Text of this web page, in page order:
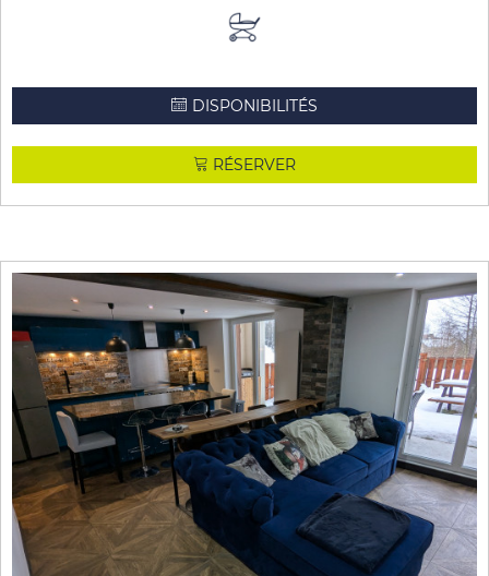
DISPONIBILITÉS
RÉSERVER